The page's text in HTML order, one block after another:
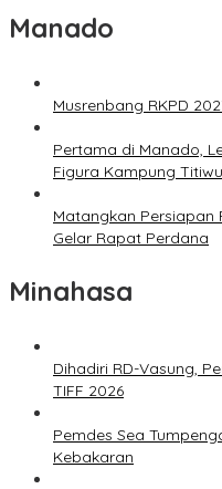
Manado
Musrenbang RKPD
Pertama di Manado,
Figura Kampung
Matangkan Persiapan
Gelar Rapat Perdana
Minahasa
Dihadiri RD-Vasung,
TIFF 2026
Pemdes Sea
Kebakaran